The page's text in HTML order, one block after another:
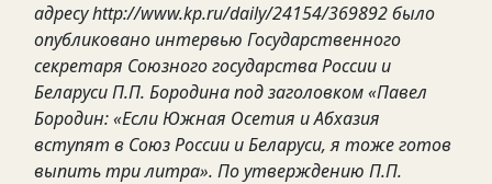
адресу http://www.kp.ru/daily/24154/369892 было
опубликовано интервью Государственного
секретаря Союзного государства России и
Беларуси П.П. Бородина под заголовком «Павел
Бородин: «Если Южная Осетия и Абхазия
вступят в Союз России и Беларуси, я тоже готов
выпить три литра». По утверждению П.П.